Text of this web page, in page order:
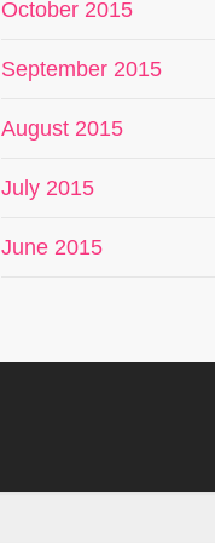
October 2015
September 2015
August 2015
July 2015
June 2015